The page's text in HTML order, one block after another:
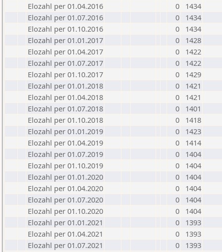
Elozahl per 01.04.2016
0
1434
Elozahl per 01.07.2016
0
1434
Elozahl per 01.10.2016
0
1434
Elozahl per 01.01.2017
0
1428
Elozahl per 01.04.2017
0
1422
Elozahl per 01.07.2017
0
1422
Elozahl per 01.10.2017
0
1429
Elozahl per 01.01.2018
0
1421
Elozahl per 01.04.2018
0
1421
Elozahl per 01.07.2018
0
1401
Elozahl per 01.10.2018
0
1418
Elozahl per 01.01.2019
0
1423
Elozahl per 01.04.2019
0
1414
Elozahl per 01.07.2019
0
1404
Elozahl per 01.10.2019
0
1404
Elozahl per 01.01.2020
0
1404
Elozahl per 01.04.2020
0
1404
Elozahl per 01.07.2020
0
1404
Elozahl per 01.10.2020
0
1404
Elozahl per 01.01.2021
0
1393
Elozahl per 01.04.2021
0
1393
Elozahl per 01.07.2021
0
1393